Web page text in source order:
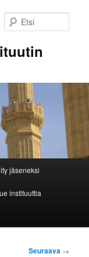
jäseneksi
instituuttia
Seuraava →